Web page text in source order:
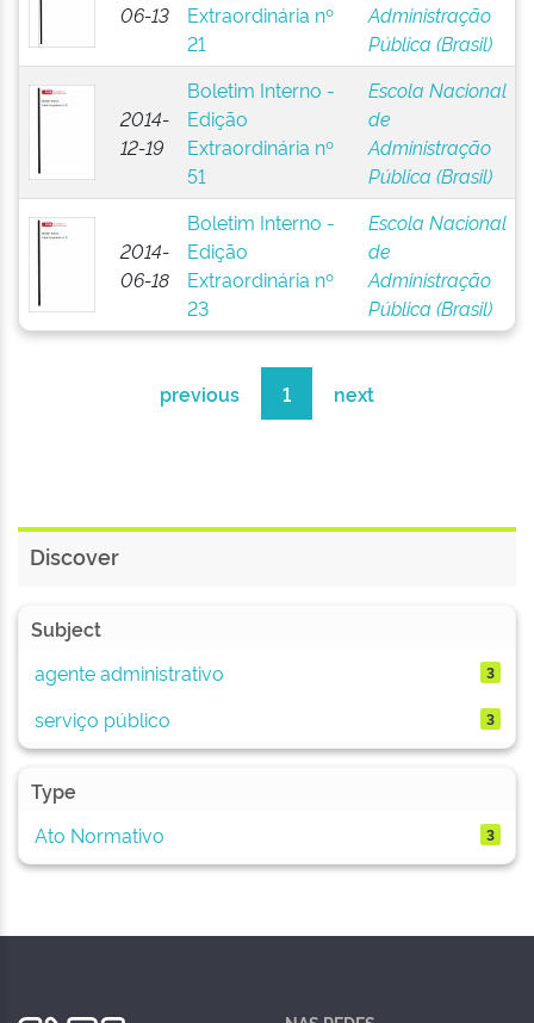
06-13
Extraordinária nº
21
Administração
Pública (Brasil)
2014-
12-19
Boletim Interno -
Edição
Extraordinária nº
51
Escola Nacional
de
Administração
Pública (Brasil)
2014-
06-18
Boletim Interno -
Edição
Extraordinária nº
23
Escola Nacional
de
Administração
Pública (Brasil)
previous 1 next
Discover
Subject
agente administrativo
3
serviço público 3
Type
Ato Normativo
3